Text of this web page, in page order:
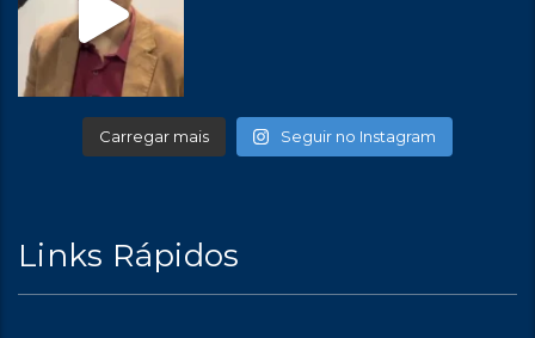
Carregar mais Seguir no Instagram
Links Rápidos